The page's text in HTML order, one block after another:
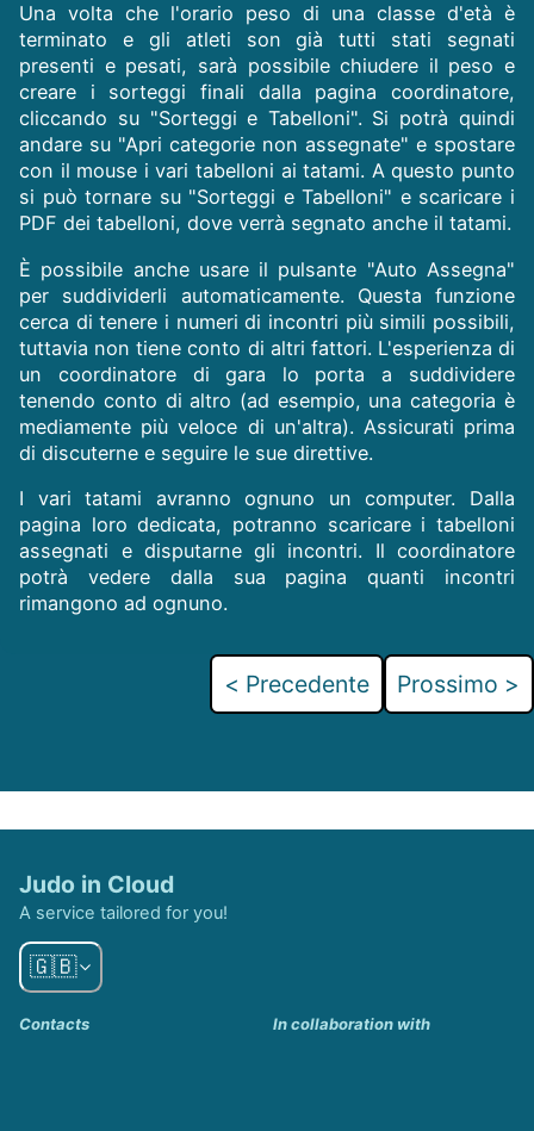
Una volta che l'orario peso di una classe d'età è
terminato e gli atleti son già tutti stati segnati
presenti e pesati, sarà possibile chiudere il peso e
creare i sorteggi finali dalla pagina coordinatore,
cliccando su "Sorteggi e Tabelloni". Si potrà quindi
andare su "Apri categorie non assegnate" e spostare
con il mouse i vari tabelloni ai tatami. A questo punto
si può tornare su "Sorteggi e Tabelloni" e scaricare i
PDF dei tabelloni, dove verrà segnato anche il tatami.
È possibile anche usare il pulsante "Auto Assegna"
per suddividerli automaticamente. Questa funzione
cerca di tenere i numeri di incontri più simili possibili,
tuttavia non tiene conto di altri fattori. L'esperienza di
un coordinatore di gara lo porta a suddividere
tenendo conto di altro (ad esempio, una categoria è
mediamente più veloce di un'altra). Assicurati prima
di discuterne e seguire le sue direttive.
I vari tatami avranno ognuno un computer. Dalla
pagina loro dedicata, potranno scaricare i tabelloni
assegnati e disputarne gli incontri. Il coordinatore
potrà vedere dalla sua pagina quanti incontri
rimangono ad ognuno.
< Precedente Prossimo >
Judo in Cloud
A service tailored for you!
🇬🇧
Contacts In collaboration with